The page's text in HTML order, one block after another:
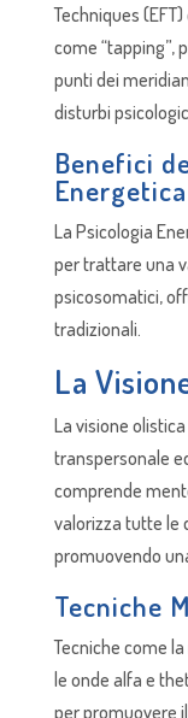
Techniques
come “tapping”,
punti dei
disturbi
Benefici
Energetica
La Psicologia
per trattare una
psicosomatici,
tradizionali.
La
La visione
transpersonale
comprende
valorizza tutte le
promuovendo
Tecniche
Tecniche come
le onde alfa e
per promuovere